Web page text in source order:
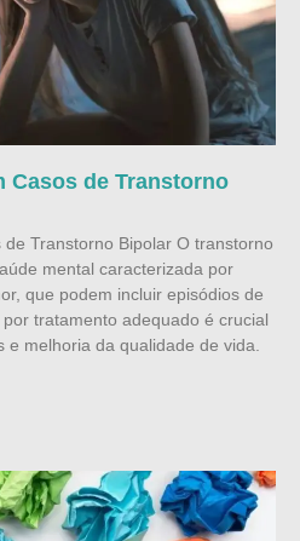
Casos de Transtorno
Transtorno Bipolar O transtorno
mental caracterizada por
que podem incluir episódios de
tratamento adequado é crucial
e melhoria da qualidade de vida.